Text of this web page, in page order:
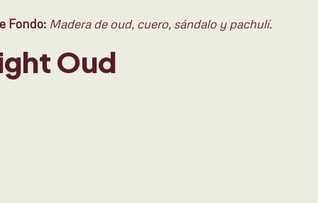
Fondo: Madera de oud, cuero, sándalo y pachulí.
Oud